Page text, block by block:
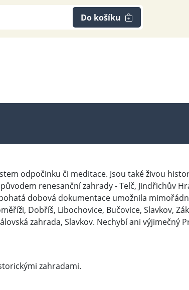
Do košíku
odpočinku či meditace. Jsou také živou
renesanční zahrady - Telč, Jindřichův
dobová dokumentace umožnila
Dobříš, Libochovice, Bučovice, Slavkov,
zahrada, Slavkov. Nechybí ani výjimečný
zahradami.